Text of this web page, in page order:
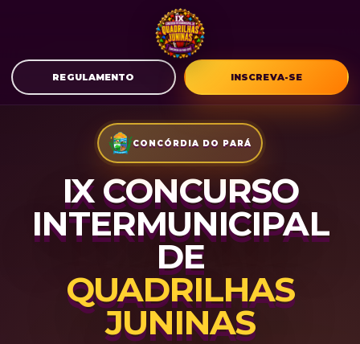
REGULAMENTO INSCREVA-SE
CONCÓRDIA DO PARÁ
IX CONCURSO
INTERMUNICIPAL
DE
QUADRILHAS
JUNINAS